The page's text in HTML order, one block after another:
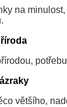
na
většího,